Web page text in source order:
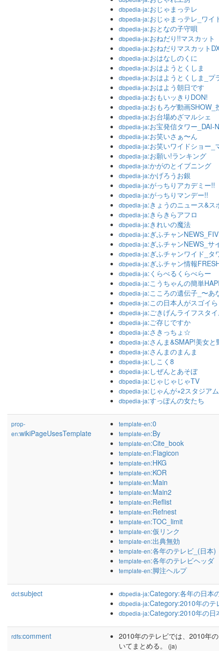
dbpedia-ja:おじゃまっテレ
dbpedia-ja:おじゃまっテレ_ワイ
dbpedia-ja:おとなの子守唄
dbpedia-ja:おねだり!!マスカット
dbpedia-ja:おねだりマスカット
dbpedia-ja:おはなしのくに
dbpedia-ja:おはようとくしま
dbpedia-ja:おはようとくしま_プ
dbpedia-ja:おはよう朝日です
dbpedia-ja:おもいッきりDON!
dbpedia-ja:おもろゲ動画
dbpedia-ja:お台場めざマルシェ
dbpedia-ja:お宝発信タワー_DAI-
dbpedia-ja:お笑いさぁ〜ん
dbpedia-ja:お笑いワイドショー_
dbpedia-ja:お願い!ランキング
dbpedia-ja:かがのとイブニング
dbpedia-ja:かげろうお銀
dbpedia-ja:がっちりアカデミー!!
dbpedia-ja:がっちりマンデー!!
dbpedia-ja:きょうのニュース&ス
dbpedia-ja:きらきらアフロ
dbpedia-ja:きれいの魔法
dbpedia-ja:ぎふチャン
dbpedia-ja:ぎふチャンNEWS_サ
dbpedia-ja:ぎふチャンワイド_タ
dbpedia-ja:ぎふチャン情報
dbpedia-ja:くらべるくらべらー
dbpedia-ja:こうちゃんの簡単
dbpedia-ja:こころの遺伝子_〜あ
dbpedia-ja:この日本人がスゴイ
dbpedia-ja:ごきげんライフスタ
dbpedia-ja:ご存じですか
dbpedia-ja:さきっちょ☆
dbpedia-ja:さんま&SMAP!美女
dbpedia-ja:さんまのまんま
dbpedia-ja:しこく8
dbpedia-ja:しぜんとあそぼ
dbpedia-ja:じゃじゃじゃTV
dbpedia-ja:じゃんが×2スタジア
dbpedia-ja:すっぽんの女たち
prop-
en:wikiPageUsesTemplate
template-en:0
template-en:By
template-en:Cite_book
template-en:Flagicon
template-en:HKG
template-en:KOR
template-en:Main
template-en:Main2
template-en:Reflist
template-en:Refnest
template-en:TOC_limit
template-en:仮リンク
template-en:出典無効
template-en:各年のテレビ_(日本)
template-en:各年のテレビヘッダ
template-en:脚注ヘルプ
dct:subject dbpedia-ja:Category:各年の日本
dbpedia-ja:Category:2010年のテ
dbpedia-ja:Category:2010年の日
rdfs:comment
2010年のテレビでは、2010年
いてまとめる。
(ja)